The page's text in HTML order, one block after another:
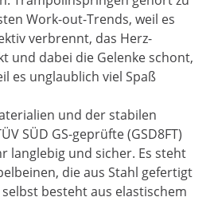
Work-out-Trends, weil es
verbrennt, das Herz-
und dabei die Gelenke schont,
es unglaublich viel Spaß
und der stabilen
SÜD GS-geprüfte (GSD8FT)
langlebig und sicher. Es steht
die aus Stahl gefertigt
besteht aus elastischem